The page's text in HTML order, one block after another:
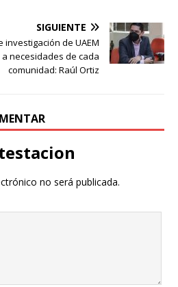
SIGUIENTE
investigación de UAEM
necesidades de cada
comunidad: Raúl Ortiz
no será publicada.